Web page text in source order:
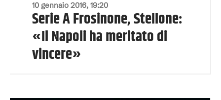
10 gennaio 2016, 19:20
Serie A Frosinone, Stellone:
«Il Napoli ha meritato di
vincere»